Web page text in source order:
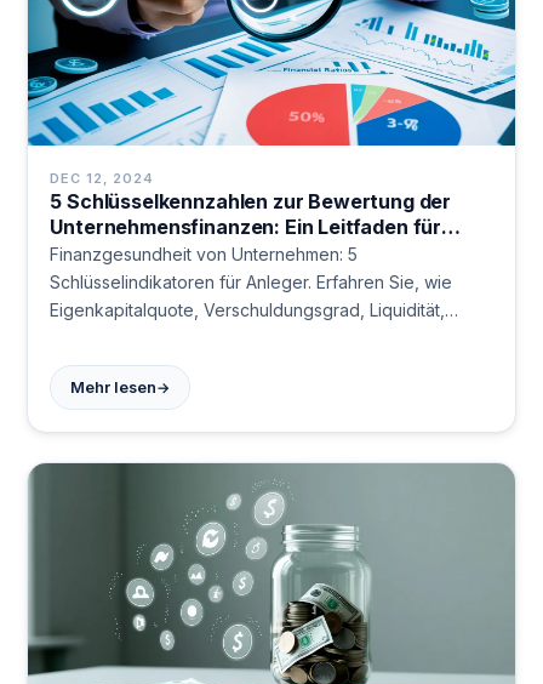
DEC 12, 2024
5 Schlüsselkennzahlen zur Bewertung der
Unternehmensfinanzen: Ein Leitfaden für
Investoren
Finanzgesundheit von Unternehmen: 5
Schlüsselindikatoren für Anleger. Erfahren Sie, wie
Eigenkapitalquote, Verschuldungsgrad, Liquidität,
Fundierte Analyse für kluge Investitionen.
Mehr lesen→